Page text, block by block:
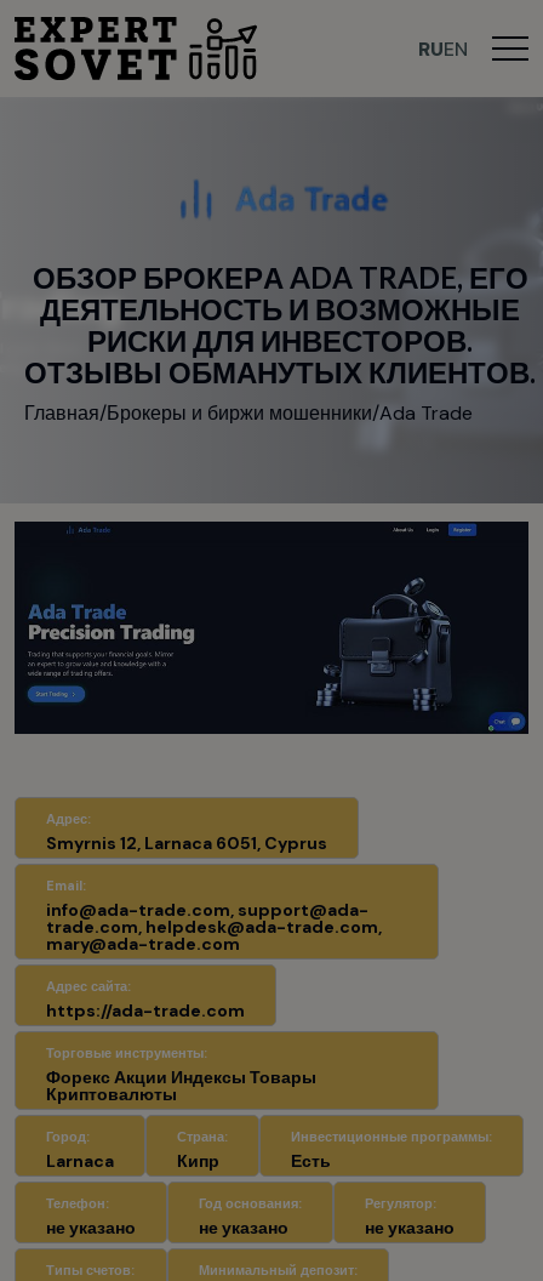
RUEN
ОБЗОР БРОКЕРА ADA TRADE, ЕГО
ДЕЯТЕЛЬНОСТЬ И ВОЗМОЖНЫЕ
РИСКИ ДЛЯ ИНВЕСТОРОВ.
ОТЗЫВЫ ОБМАНУТЫХ КЛИЕНТОВ.
Главная/Брокеры и биржи мошенники/Ada Trade
Телефон:
не указано
Год основания:
не указано
Страна:
Кипр
Регулятор:
не указано
Город:
Larnaca
Типы счетов:
Адрес:
Smyrnis 12, Larnaca 6051, Cyprus
Минимальный депозит:
Email:
info@ada-trade.com, support@ada-
trade.com, helpdesk@ada-trade.com,
mary@ada-trade.com
Адрес сайта:
https://ada-trade.com
Торговые инструменты:
Форекс Акции Индексы Товары
Криптовалюты
Инвестиционные программы:
Есть